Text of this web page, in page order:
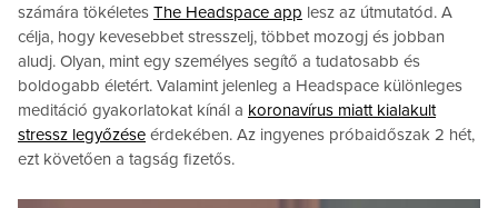
számára tökéletes The Headspace app lesz az útmutatód. A
célja, hogy kevesebbet stresszelj, többet mozogj és jobban
aludj. Olyan, mint egy személyes segítő a tudatosabb és
boldogabb életért. Valamint jelenleg a Headspace különleges
meditáció gyakorlatokat kínál a koronavírus miatt kialakult
stressz legyőzése érdekében. Az ingyenes próbaidőszak 2 hét,
ezt követően a tagság fizetős.